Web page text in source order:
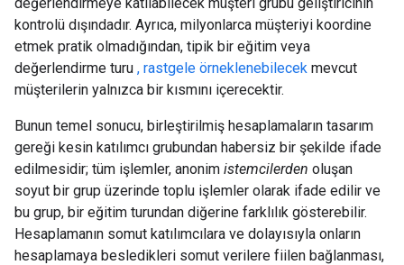
kontrolü dışındadır. Ayrıca, milyonlarca müşteriyi koordine
etmek pratik olmadığından, tipik bir eğitim veya
değerlendirme turu , rastgele örneklenebilecek mevcut
müşterilerin yalnızca bir kısmını içerecektir.
Bunun temel sonucu, birleştirilmiş hesaplamaların tasarım
gereği kesin katılımcı grubundan habersiz bir şekilde ifade
edilmesidir; tüm işlemler, anonim istemcilerden oluşan
soyut bir grup üzerinde toplu işlemler olarak ifade edilir ve
bu grup, bir eğitim turundan diğerine farklılık gösterebilir.
Hesaplamanın somut katılımcılara ve dolayısıyla onların
hesaplamaya besledikleri somut verilere fiilen bağlanması,